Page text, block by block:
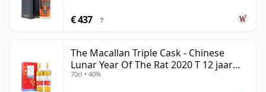
€ 437 ?
The Macallan Triple Cask - Chinese
Lunar Year Of The Rat 2020 T 12 jaar
oud
70cl • 40%